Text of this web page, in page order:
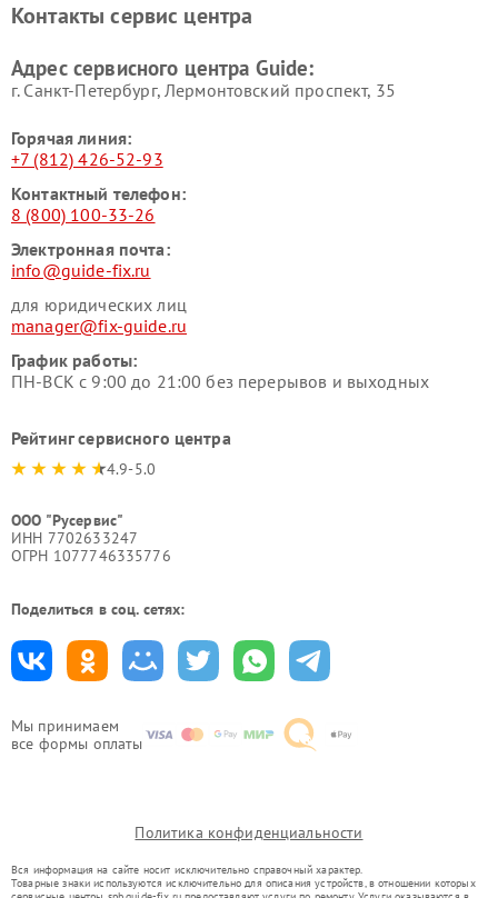
Мы принимаем
все формы оплаты
Контакты сервис центра
Адрес сервисного центра Guide:
г. Санкт-Петербург, Лермонтовский проспект, 35
Горячая линия:
+7 (812) 426-52-93
Контактный телефон:
8 (800) 100-33-26
Электронная почта:
info@guide-fix.ru
для юридических лиц
manager@fix-guide.ru
График работы:
ПН-ВСК с 9:00 до 21:00 без перерывов и выходных
Рейтинг сервисного центра
4.9-5.0
ООО "Русервис"
ИНН 7702633247
ОГРН 1077746335776
Поделиться в соц. сетях:
Политика конфиденциальности
Вся информация на сайте носит исключительно справочный характер.
Товарные знаки используются исключительно для описания устройств, в отношении которых